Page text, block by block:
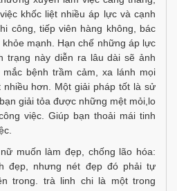
khốc liệt nhiều áp lực và cạnh
công, tiếp viên hàng không, bác
mạnh. Hạn chế những áp lực
trạng này diễn ra lâu dài sẽ ảnh
bệnh trầm cảm, xa lánh mọi
hơn. Một giải pháp tốt là sử
giải tỏa được những mệt mỏi,lo
việc. Giúp bạn thoải mái tinh
muốn làm đẹp, chống lão hóa:
đẹp, nhưng nét đẹp đó phải tự
trong. trà linh chi là một trong